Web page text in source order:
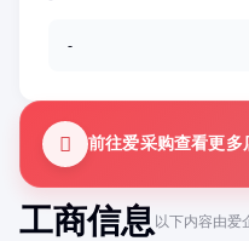
工商信息以下内容由爱
-
前往爱采购查看更多